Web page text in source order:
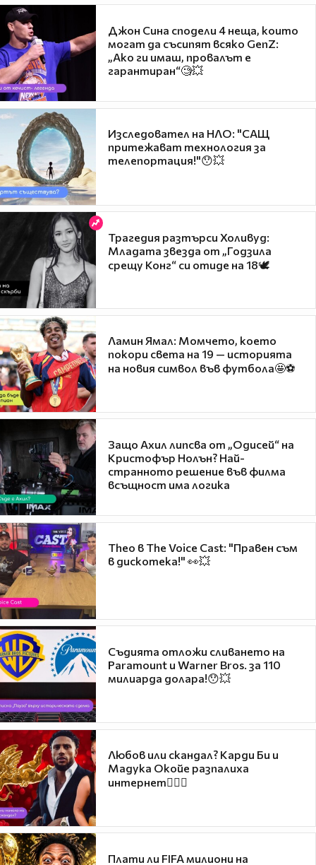
Джон Сина сподели 4 неща, които
могат да съсипят всяко GenZ:
„Ако ги имаш, провалът е
гарантиран“🧐💥
Изследовател на НЛО: "САЩ
притежават технология за
телепортация!"😯💥
Трагедия разтърси Холивуд:
Младата звезда от „Годзила
срещу Конг“ си отиде на 18🕊️
Ламин Ямал: Момчето, което
покори света на 19 — историята
на новия символ във футбола🤩⚽
Защо Ахил липсва от „Одисей“ на
Кристофър Нолън? Най-
странното решение във филма
всъщност има логика
Theo в The Voice Cast: "Правен съм
в дискотека!" 👀💥
Съдията отложи сливането на
Paramount и Warner Bros. за 110
милиарда долара!😯💥
Любов или скандал? Карди Би и
Мадука Окойе разпалиха
интернет❤️‍🔥🔥
Плати ли FIFA милиони на